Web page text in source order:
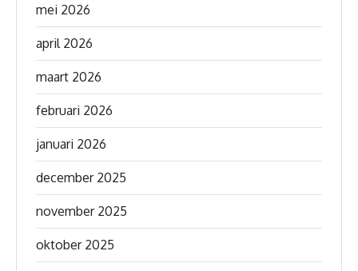
mei 2026
april 2026
maart 2026
februari 2026
januari 2026
december 2025
november 2025
oktober 2025